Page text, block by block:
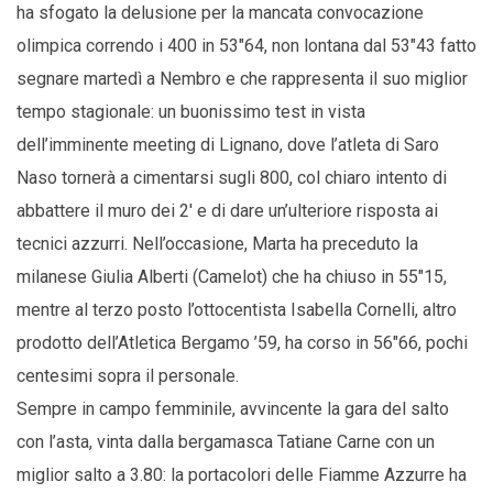
ha sfogato la delusione per la mancata convocazione
olimpica correndo i 400 in 53″64, non lontana dal 53″43 fatto
segnare martedì a Nembro e che rappresenta il suo miglior
tempo stagionale: un buonissimo test in vista
dell’imminente meeting di Lignano, dove l’atleta di Saro
Naso tornerà a cimentarsi sugli 800, col chiaro intento di
abbattere il muro dei 2′ e di dare un’ulteriore risposta ai
tecnici azzurri. Nell’occasione, Marta ha preceduto la
milanese Giulia Alberti (Camelot) che ha chiuso in 55″15,
mentre al terzo posto l’ottocentista Isabella Cornelli, altro
prodotto dell’Atletica Bergamo ’59, ha corso in 56″66, pochi
centesimi sopra il personale.
Sempre in campo femminile, avvincente la gara del salto
con l’asta, vinta dalla bergamasca Tatiane Carne con un
miglior salto a 3.80: la portacolori delle Fiamme Azzurre ha